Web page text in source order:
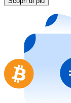
Acquista
Vai al